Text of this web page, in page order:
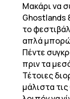
Μακάρι να
Ghostlands
το
απλά μπορώ
Πέντε
πριν τα
Τέτοιες
μάλιστα